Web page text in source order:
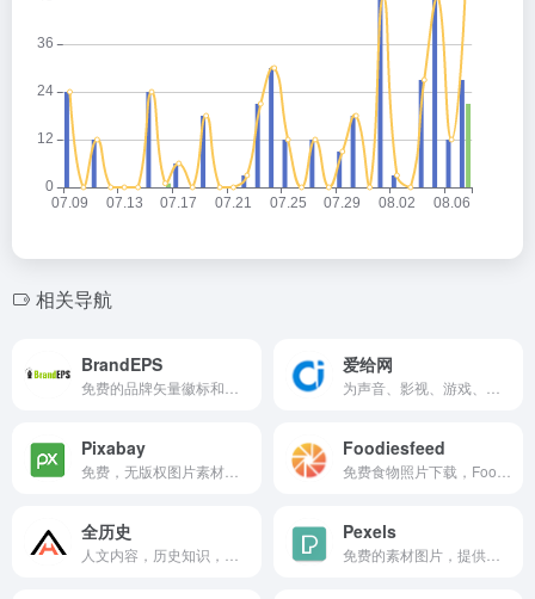
相关导航
BrandEPS 爱给网
Pixabay Foodiesfeed
全历史 Pexels